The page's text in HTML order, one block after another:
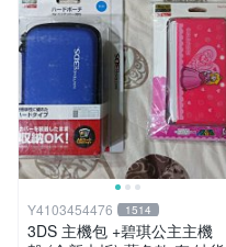
Y4103454476 1514
3DS 主機包 +碧琪公主主機